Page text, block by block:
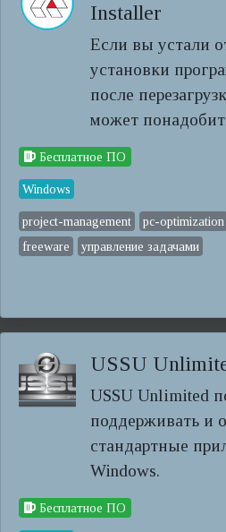
Installer
Если вы устали
установки
после
может
Бесплатное ПО
Windows
project-management pc-optimization
freeware
управление задачами
USSU
USSU Unlimited
поддерживать и
стандартные
Windows.
Бесплатное ПО